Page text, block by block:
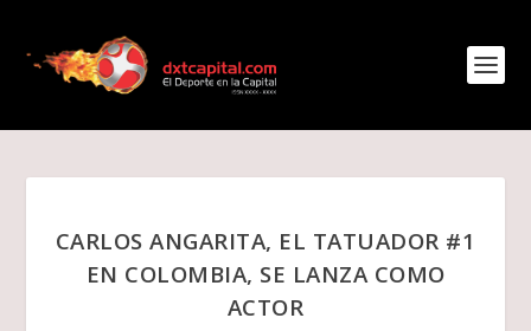
CARLOS ANGARITA, EL TATUADOR #1
EN COLOMBIA, SE LANZA COMO
ACTOR